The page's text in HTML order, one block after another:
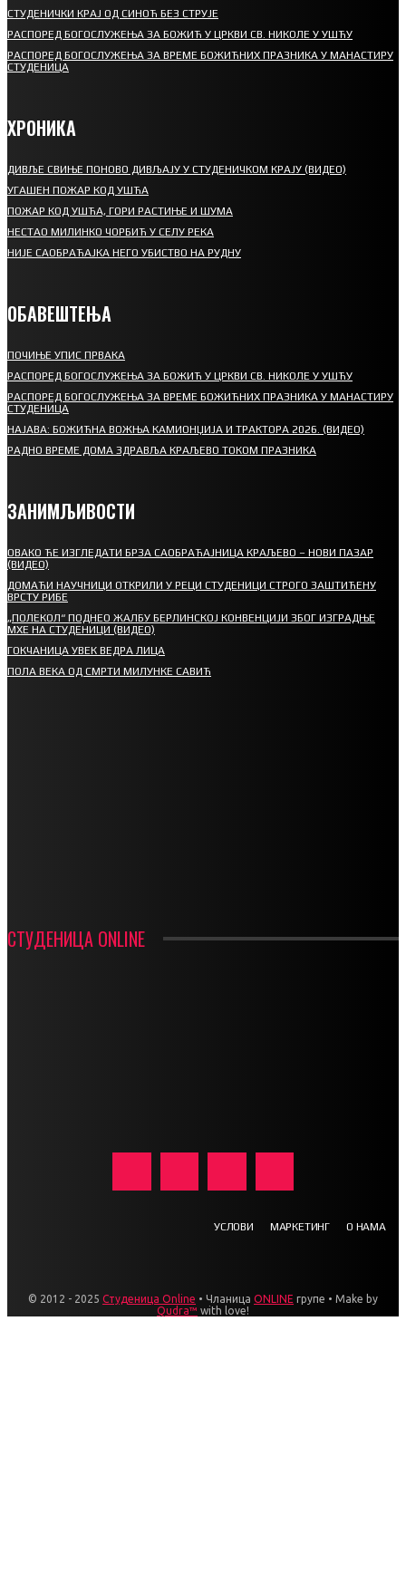
СТУДЕНИЧКИ КРАЈ ОД СИНОЋ БЕЗ СТРУЈЕ
РАСПОРЕД БОГОСЛУЖЕЊА ЗА БОЖИЋ У ЦРКВИ СВ. НИКОЛЕ У УШЋУ
РАСПОРЕД БОГОСЛУЖЕЊА ЗА ВРЕМЕ БОЖИЋНИХ ПРАЗНИКА У МАНАСТИРУ
СТУДЕНИЦА
ХРОНИКА
ДИВЉЕ СВИЊЕ ПОНОВО ДИВЉАЈУ У СТУДЕНИЧКОМ КРАЈУ (ВИДЕО)
УГАШЕН ПОЖАР КОД УШЋА
ПОЖАР КОД УШЋА, ГОРИ РАСТИЊЕ И ШУМА
НЕСТАО МИЛИНКО ЧОРБИЋ У СЕЛУ РЕКА
НИЈЕ САОБРАЋАЈКА НЕГО УБИСТВО НА РУДНУ
ОБАВЕШТЕЊА
ПОЧИЊЕ УПИС ПРВАКА
РАСПОРЕД БОГОСЛУЖЕЊА ЗА БОЖИЋ У ЦРКВИ СВ. НИКОЛЕ У УШЋУ
РАСПОРЕД БОГОСЛУЖЕЊА ЗА ВРЕМЕ БОЖИЋНИХ ПРАЗНИКА У МАНАСТИРУ
СТУДЕНИЦА
НАЈАВА: БОЖИЋНА ВОЖЊА КАМИОНЏИЈА И ТРАКТОРА 2026. (ВИДЕО)
РАДНО ВРЕМЕ ДОМА ЗДРАВЉА КРАЉЕВО ТОКОМ ПРАЗНИКА
ЗАНИМЉИВОСТИ
ОВАКО ЋЕ ИЗГЛЕДАТИ БРЗА САОБРАЋАЈНИЦА КРАЉЕВО – НОВИ ПАЗАР
(ВИДЕО)
ДОМАЋИ НАУЧНИЦИ ОТКРИЛИ У РЕЦИ СТУДЕНИЦИ СТРОГО ЗАШТИЋЕНУ
ВРСТУ РИБЕ
„ПОЛЕКОЛ“ ПОДНЕО ЖАЛБУ БЕРЛИНСКОЈ КОНВЕНЦИЈИ ЗБОГ ИЗГРАДЊЕ
МХЕ НА СТУДЕНИЦИ (ВИДЕО)
ГОКЧАНИЦА УВЕК ВЕДРА ЛИЦА
ПОЛА ВЕКА ОД СМРТИ МИЛУНКЕ САВИЋ
СТУДЕНИЦА ONLINE
УСЛОВИ МАРКЕТИНГ О НАМА
© 2012 - 2025 Студеница Online • Чланица ONLINE групе • Make by
Qudra™ with love!